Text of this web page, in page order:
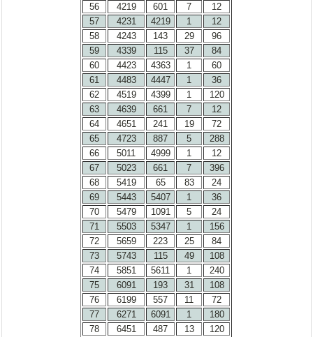
56
4219 601 7
12
57
4231 4219 1
12
58
4243 143 29
96
59
4339 115 37
84
60
4423 4363 1
60
61
4483 4447 1
36
62
4519 4399 1
120
63
4639 661 7
12
64
4651 241 19
72
65
4723 887 5
288
66
5011 4999 1
12
67
5023 661 7
396
68
5419 65 83
24
69
5443 5407 1
36
70
5479 1091 5
24
71
5503 5347 1
156
72
5659 223 25
84
73
5743 115 49
108
74
5851 5611 1
240
75
6091 193 31
108
76
6199 557 11
72
77
6271 6091 1
180
78
6451 487 13
120